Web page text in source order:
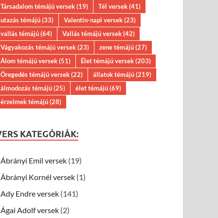
Társadalom témájú versek(19) Tél versek(41)
utazás témájú(33) Valentin-napi versek(23)
vallás témájú(64) Vallás témájú versek(42)
Vágyakozás témájú versek(23) zene témájú(27)
Álom témájú versek(51) Élet témájú versek(203)
Öregedés témájú versek(22) állatok témájú(219)
álmodozás témájú(25) élet témájú(69)
érzelmek témájú(28)
KATEGÓRIÁK:
Ábrányi Emil versek (19)
Ábrányi Kornél versek (1)
Ady Endre versek (141)
Ágai Adolf versek (2)